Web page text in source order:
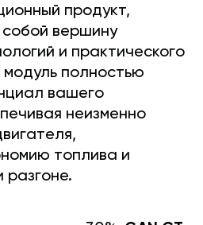
продукт,
вершину
и практического
полностью
вашего
неизменно
топлива и